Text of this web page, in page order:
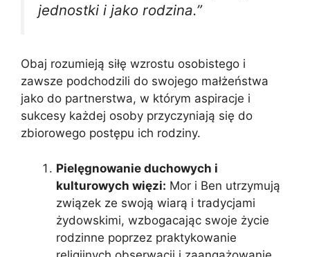
jednostki i jako rodzina.”
Obaj rozumieją siłę wzrostu osobistego i
zawsze podchodzili do swojego małżeństwa
jako do partnerstwa, w którym aspiracje i
sukcesy każdej osoby przyczyniają się do
zbiorowego postępu ich rodziny.
Pielęgnowanie duchowych i
kulturowych więzi: Mor i Ben utrzymują
związek ze swoją wiarą i tradycjami
żydowskimi, wzbogacając swoje życie
rodzinne poprzez praktykowanie